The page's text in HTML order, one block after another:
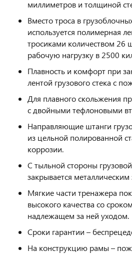
миллиметров и толщиной
Вместо троса в
используется полимерная
тросиками количеством
рабочую нагрузку в 2500
Плавность и комфорт при
лентой грузового стека с
Для плавного скольжения
с двойными тефлоновыми
Направляющие штанги
из цельной полированной
коррозии.
С тыльной стороны
закрывается
Мягкие части тренажера
высокого качества со
надлежащем за ней уходом.
Сроки гарантии –
На конструкцию рамы –